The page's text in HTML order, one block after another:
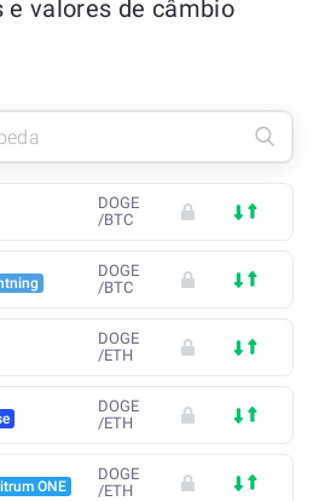
valores de câmbio
DOGE
/BTC
DOGE
/BTC
DOGE
/ETH
DOGE
/ETH
ONE
DOGE
/ETH